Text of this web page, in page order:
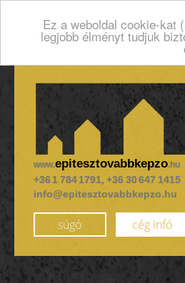
Ez a weboldal cookie-kat
legjobb élményt tudjuk
www.epitesztovabbkepzo.hu
+36 1 784 1791, +36 30 647 1415
info@epitesztovabbkepzo.hu
súgó cég infó